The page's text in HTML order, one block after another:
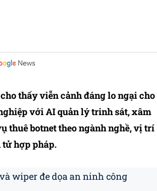
thấy viễn cảnh đáng lo ngại cho
với AI quản lý trinh sát, xâm
thuê botnet theo ngành nghề, vị trí
hợp pháp.
wiper đe dọa an ninh công